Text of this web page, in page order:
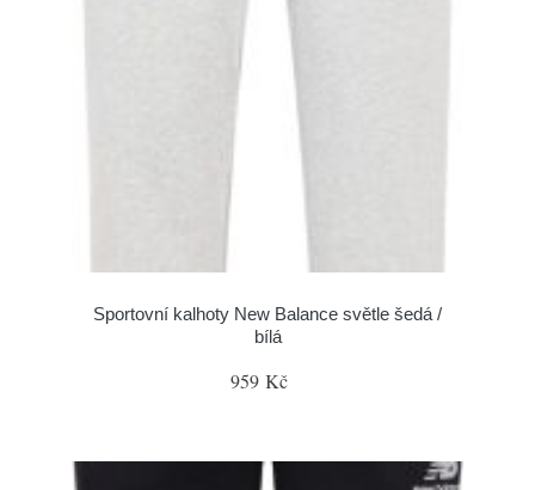
Sportovní kalhoty New Balance světle šedá /
bílá
959 Kč